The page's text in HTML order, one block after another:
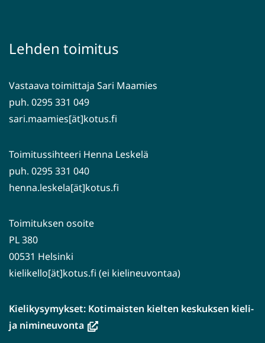
toiseen
Lehden toimitus
Vastaava toimittaja Sari Maamies
puh. 0295 331 049
sari.maamies[ät]kotus.fi
Toimitussihteeri Henna Leskelä
puh. 0295 331 040
henna.leskela[ät]kotus.fi
Toimituksen osoite
PL 380
00531 Helsinki
kielikello[ät]kotus.fi (ei kielineuvontaa)
Kielikysymykset: Kotimaisten kielten keskuksen kieli-
ja nimineuvonta(avautuu